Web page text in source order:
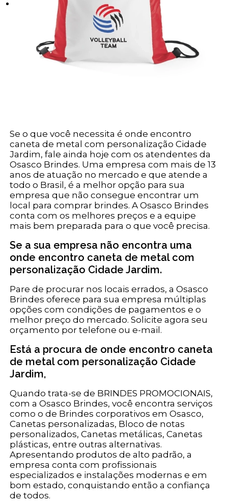
Se o que você necessita é onde encontro
caneta de metal com personalização Cidade
Jardim, fale ainda hoje com os atendentes da
Osasco Brindes. Uma empresa com mais de 13
anos de atuação no mercado e que atende a
todo o Brasil, é a melhor opção para sua
empresa que não consegue encontrar um
local para comprar brindes. A Osasco Brindes
conta com os melhores preços e a equipe
mais bem preparada para o que você precisa.
Se a sua empresa não encontra uma
onde encontro caneta de metal com
personalização Cidade Jardim.
Pare de procurar nos locais errados, a Osasco
Brindes oferece para sua empresa múltiplas
opções com condições de pagamentos e o
melhor preço do mercado. Solicite agora seu
orçamento por telefone ou e-mail.
Está a procura de onde encontro caneta
de metal com personalização Cidade
Jardim,
Quando trata-se de BRINDES PROMOCIONAIS,
com a Osasco Brindes, você encontra serviços
como o de Brindes corporativos em Osasco,
Canetas personalizadas, Bloco de notas
personalizados, Canetas metálicas, Canetas
plásticas, entre outras alternativas.
Apresentando produtos de alto padrão, a
empresa conta com profissionais
especializados e instalações modernas e em
bom estado, conquistando então a confiança
de todos.